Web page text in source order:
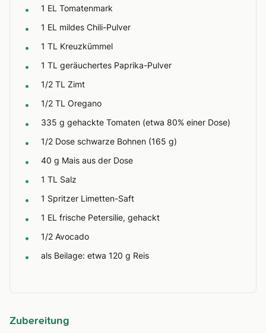
• 1 EL Tomatenmark
• 1 EL mildes Chili-Pulver
• 1 TL Kreuzkümmel
• 1 TL geräuchertes Paprika-Pulver
• 1/2 TL Zimt
• 1/2 TL Oregano
• 335 g gehackte Tomaten (etwa 80% einer Dose)
• 1/2 Dose schwarze Bohnen (165 g)
• 40 g Mais aus der Dose
• 1 TL Salz
• 1 Spritzer Limetten-Saft
• 1 EL frische Petersilie, gehackt
• 1/2 Avocado
• als Beilage: etwa 120 g Reis
Zubereitung